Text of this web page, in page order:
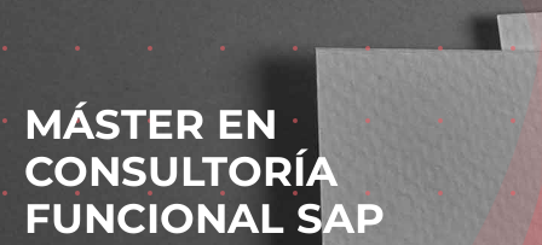
MÁSTER EN
CONSULTORÍA
FUNCIONAL SAP